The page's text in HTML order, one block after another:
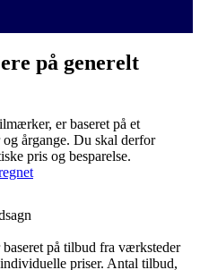
på generelt
er baseret på et
årgange. Du skal derfor
pris og besparelse.
på tilbud fra værksteder
priser. Antal tilbud,